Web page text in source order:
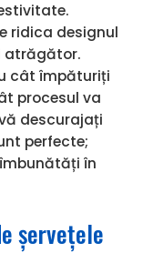
ridica designul
atrăgător.
cât împăturiți
procesul va
descurajați
perfecte;
în
șervețele